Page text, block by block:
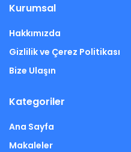
Kurumsal
Hakkımızda
Gizlilik ve Çerez Politikası
Bize Ulaşın
Kategoriler
Ana Sayfa
Makaleler